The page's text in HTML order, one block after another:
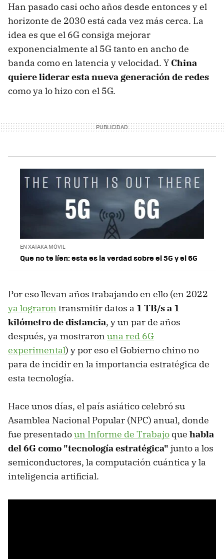
Han pasado casi ocho años desde entonces y el
horizonte de 2030 está cada vez más cerca. La
idea es que el 6G consiga mejorar
exponencialmente al 5G tanto en ancho de
banda como en latencia y velocidad. Y China
quiere liderar esta nueva generación de redes
como ya lo hizo con el 5G.
EN XATAKA MÓVIL
Que no te líen: esta es la verdad sobre el 5G y el 6G
Por eso llevan años trabajando en ello (en 2022
ya lograron transmitir datos a 1 TB/s a 1
kilómetro de distancia, y un par de años
después, ya mostraron una red 6G
experimental) y por eso el Gobierno chino no
para de incidir en la importancia estratégica de
esta tecnología.
Hace unos días, el país asiático celebró su
Asamblea Nacional Popular (NPC) anual, donde
fue presentadoun Informe de Trabajo que habla
del 6G como "tecnología estratégica" junto a los
semiconductores, la computación cuántica y la
inteligencia artificial.